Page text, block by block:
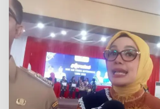
T
n
a
T
i
d
u
n
g